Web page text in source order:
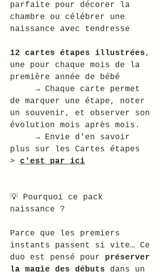
parfaite pour décorer la
chambre ou célébrer une
naissance avec tendresse
12 cartes étapes illustrées,
une pour chaque mois de la
première année de bébé
→ Chaque carte permet
de marquer une étape, noter
un souvenir, et observer son
évolution mois après mois.
→ Envie d'en savoir
plus sur les Cartes étapes
> c'est par ici
💡 Pourquoi ce pack
naissance ?
Parce que les premiers
instants passent si vite… Ce
duo est pensé pour préserver
la magie des débuts dans un